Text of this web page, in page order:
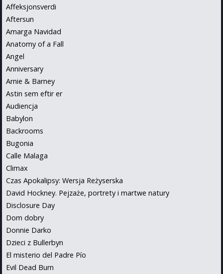
Affeksjonsverdi
Aftersun
Amarga Navidad
Anatomy of a Fall
Angel
Anniversary
Arnie & Barney
Astin sem eftir er
Audiencja
Babylon
Backrooms
Bugonia
Calle Malaga
Climax
Czas Apokalipsy: Wersja Reżyserska
David Hockney. Pejzaże, portrety i martwe natury
Disclosure Day
Dom dobry
Donnie Darko
Dzieci z Bullerbyn
El misterio del Padre Pío
Evil Dead Burn